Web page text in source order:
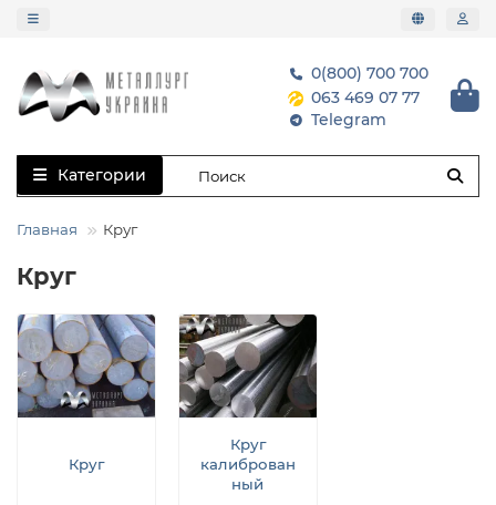
0(800) 700 700
063 469 07 77
Telegram
Категории
Главная Круг
Круг
Круг
Круг
калиброван
ный